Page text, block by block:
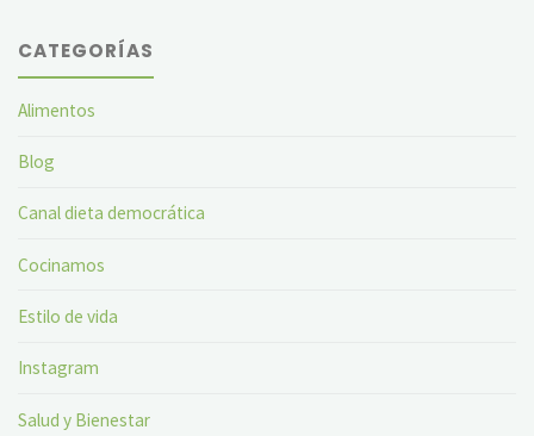
CATEGORÍAS
Alimentos
Blog
Canal dieta democrática
Cocinamos
Estilo de vida
Instagram
Salud y Bienestar